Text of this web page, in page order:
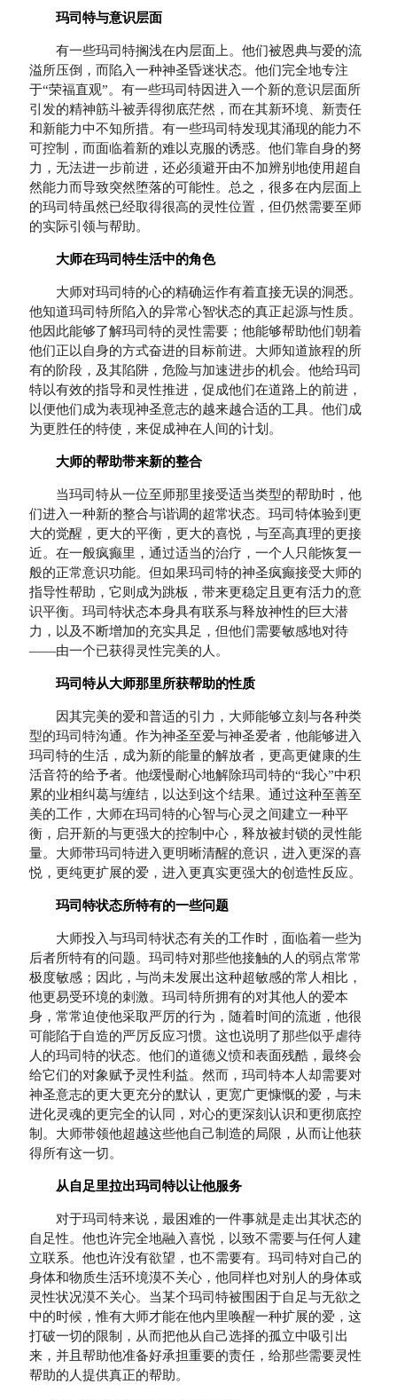
玛司特与意识层面
有一些玛司特搁浅在内层面上。他们被恩典与爱的流
溢所压倒，而陷入一种神圣昏迷状态。他们完全地专注
于“荣福直观”。有一些玛司特因进入一个新的意识层面所
引发的精神筋斗被弄得彻底茫然，而在其新环境、新责任
和新能力中不知所措。有一些玛司特发现其涌现的能力不
可控制，而面临着新的难以克服的诱惑。他们靠自身的努
力，无法进一步前进，还必须避开由不加辨别地使用超自
然能力而导致突然堕落的可能性。总之，很多在内层面上
的玛司特虽然已经取得很高的灵性位置，但仍然需要至师
的实际引领与帮助。
大师在玛司特生活中的角色
大师对玛司特的心的精确运作有着直接无误的洞悉。
他知道玛司特所陷入的异常心智状态的真正起源与性质。
他因此能够了解玛司特的灵性需要；他能够帮助他们朝着
他们正以自身的方式奋进的目标前进。大师知道旅程的所
有的阶段，及其陷阱，危险与加速进步的机会。他给玛司
特以有效的指导和灵性推进，促成他们在道路上的前进，
以便他们成为表现神圣意志的越来越合适的工具。他们成
为更胜任的特使，来促成神在人间的计划。
大师的帮助带来新的整合
当玛司特从一位至师那里接受适当类型的帮助时，他
们进入一种新的整合与谐调的超常状态。玛司特体验到更
大的觉醒，更大的平衡，更大的喜悦，与至高真理的更接
近。在一般疯癫里，通过适当的治疗，一个人只能恢复一
般的正常意识功能。但如果玛司特的神圣疯癫接受大师的
指导性帮助，它则成为跳板，带来更稳定且更有活力的意
识平衡。玛司特状态本身具有联系与释放神性的巨大潜
力，以及不断增加的充实具足，但他们需要敏感地对待
——由一个已获得灵性完美的人。
玛司特从大师那里所获帮助的性质
因其完美的爱和普适的引力，大师能够立刻与各种类
型的玛司特沟通。作为神圣至爱与神圣爱者，他能够进入
玛司特的生活，成为新的能量的解放者，更高更健康的生
活音符的给予者。他缓慢耐心地解除玛司特的“我心”中积
累的业相纠葛与缠结，以达到这个结果。通过这种至善至
美的工作，大师在玛司特的心智与心灵之间建立一种平
衡，启开新的与更强大的控制中心，释放被封锁的灵性能
量。大师带玛司特进入更明晰清醒的意识，进入更深的喜
悦，更纯更扩展的爱，进入更真实更强大的创造性反应。
玛司特状态所特有的一些问题
大师投入与玛司特状态有关的工作时，面临着一些为
后者所特有的问题。玛司特对那些他接触的人的弱点常常
极度敏感；因此，与尚未发展出这种超敏感的常人相比，
他更易受环境的刺激。玛司特所拥有的对其他人的爱本
身，常常迫使他采取严厉的行为，随着时间的流逝，他很
可能陷于自造的严厉反应习惯。这也说明了那些似乎虐待
人的玛司特的状态。他们的道德义愤和表面残酷，最终会
给它们的对象赋予灵性利益。然而，玛司特本人却需要对
神圣意志的更大更充分的默认，更宽广更慷慨的爱，与未
进化灵魂的更完全的认同，对心的更深刻认识和更彻底控
制。大师带领他超越这些他自己制造的局限，从而让他获
得所有这一切。
从自足里拉出玛司特以让他服务
对于玛司特来说，最困难的一件事就是走出其状态的
自足性。他也许完全地融入喜悦，以致不需要与任何人建
立联系。他也许没有欲望，也不需要有。玛司特对自己的
身体和物质生活环境漠不关心，他同样也对别人的身体或
灵性状况漠不关心。当某个玛司特被围困于自足与无欲之
中的时候，惟有大师才能在他内里唤醒一种扩展的爱，这
打破一切的限制，从而把他从自己选择的孤立中吸引出
来，并且帮助他准备好承担重要的责任，给那些需要灵性
帮助的人提供真正的帮助。